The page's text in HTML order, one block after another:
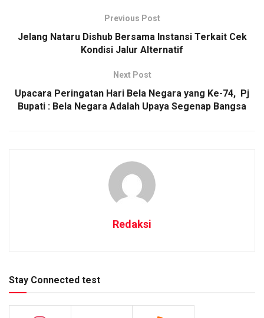
Previous Post
Jelang Nataru Dishub Bersama Instansi Terkait Cek
Kondisi Jalur Alternatif
Next Post
Upacara Peringatan Hari Bela Negara yang Ke-74, Pj
Bupati : Bela Negara Adalah Upaya Segenap Bangsa
Redaksi
Stay Connected test